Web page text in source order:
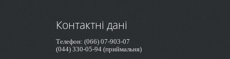
Контактні дані
Телефон: (066) 07-903-07
(044) 330-05-94 (приймальня)